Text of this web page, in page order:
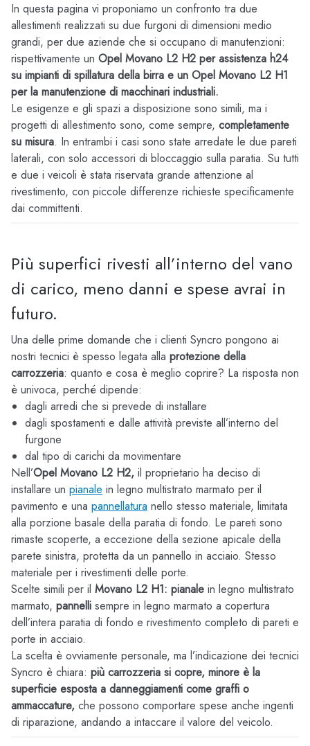
In questa pagina vi proponiamo un confronto tra due
allestimenti realizzati su due furgoni di dimensioni medio
grandi, per due aziende che si occupano di manutenzioni:
rispettivamente un Opel Movano L2 H2 per assistenza h24
su impianti di spillatura della birra e un Opel Movano L2 H1
per la manutenzione di macchinari industriali.
Le esigenze e gli spazi a disposizione sono simili, ma i
progetti di allestimento sono, come sempre, completamente
su misura. In entrambi i casi sono state arredate le due pareti
laterali, con solo accessori di bloccaggio sulla paratia. Su tutti
e due i veicoli è stata riservata grande attenzione al
rivestimento, con piccole differenze richieste specificamente
dai committenti.
Più superfici rivesti all’interno del vano
di carico, meno danni e spese avrai in
futuro.
Una delle prime domande che i clienti Syncro pongono ai
nostri tecnici è spesso legata alla protezione della
carrozzeria: quanto e cosa è meglio coprire? La risposta non
è univoca, perché dipende:
dagli arredi che si prevede di installare
dagli spostamenti e dalle attività previste all’interno del
furgone
dal tipo di carichi da movimentare
Nell’Opel Movano L2 H2, il proprietario ha deciso di
installare un pianale in legno multistrato marmato per il
pavimento e una pannellatura nello stesso materiale, limitata
alla porzione basale della paratia di fondo. Le pareti sono
rimaste scoperte, a eccezione della sezione apicale della
parete sinistra, protetta da un pannello in acciaio. Stesso
materiale per i rivestimenti delle porte.
Scelte simili per il Movano L2 H1: pianale in legno multistrato
marmato, pannelli sempre in legno marmato a copertura
dell’intera paratia di fondo e rivestimento completo di pareti e
porte in acciaio.
La scelta è ovviamente personale, ma l’indicazione dei tecnici
Syncro è chiara: più carrozzeria si copre, minore è la
superficie esposta a danneggiamenti come graffi o
ammaccature, che possono comportare spese anche ingenti
di riparazione, andando a intaccare il valore del veicolo.